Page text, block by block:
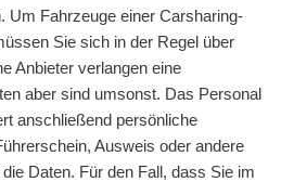
Um Fahrzeuge einer Carsharing-
Sie sich in der Regel über
Anbieter verlangen eine
aber sind umsonst. Das Personal
anschließend persönliche
Ausweis oder andere
Daten. Für den Fall, dass Sie im